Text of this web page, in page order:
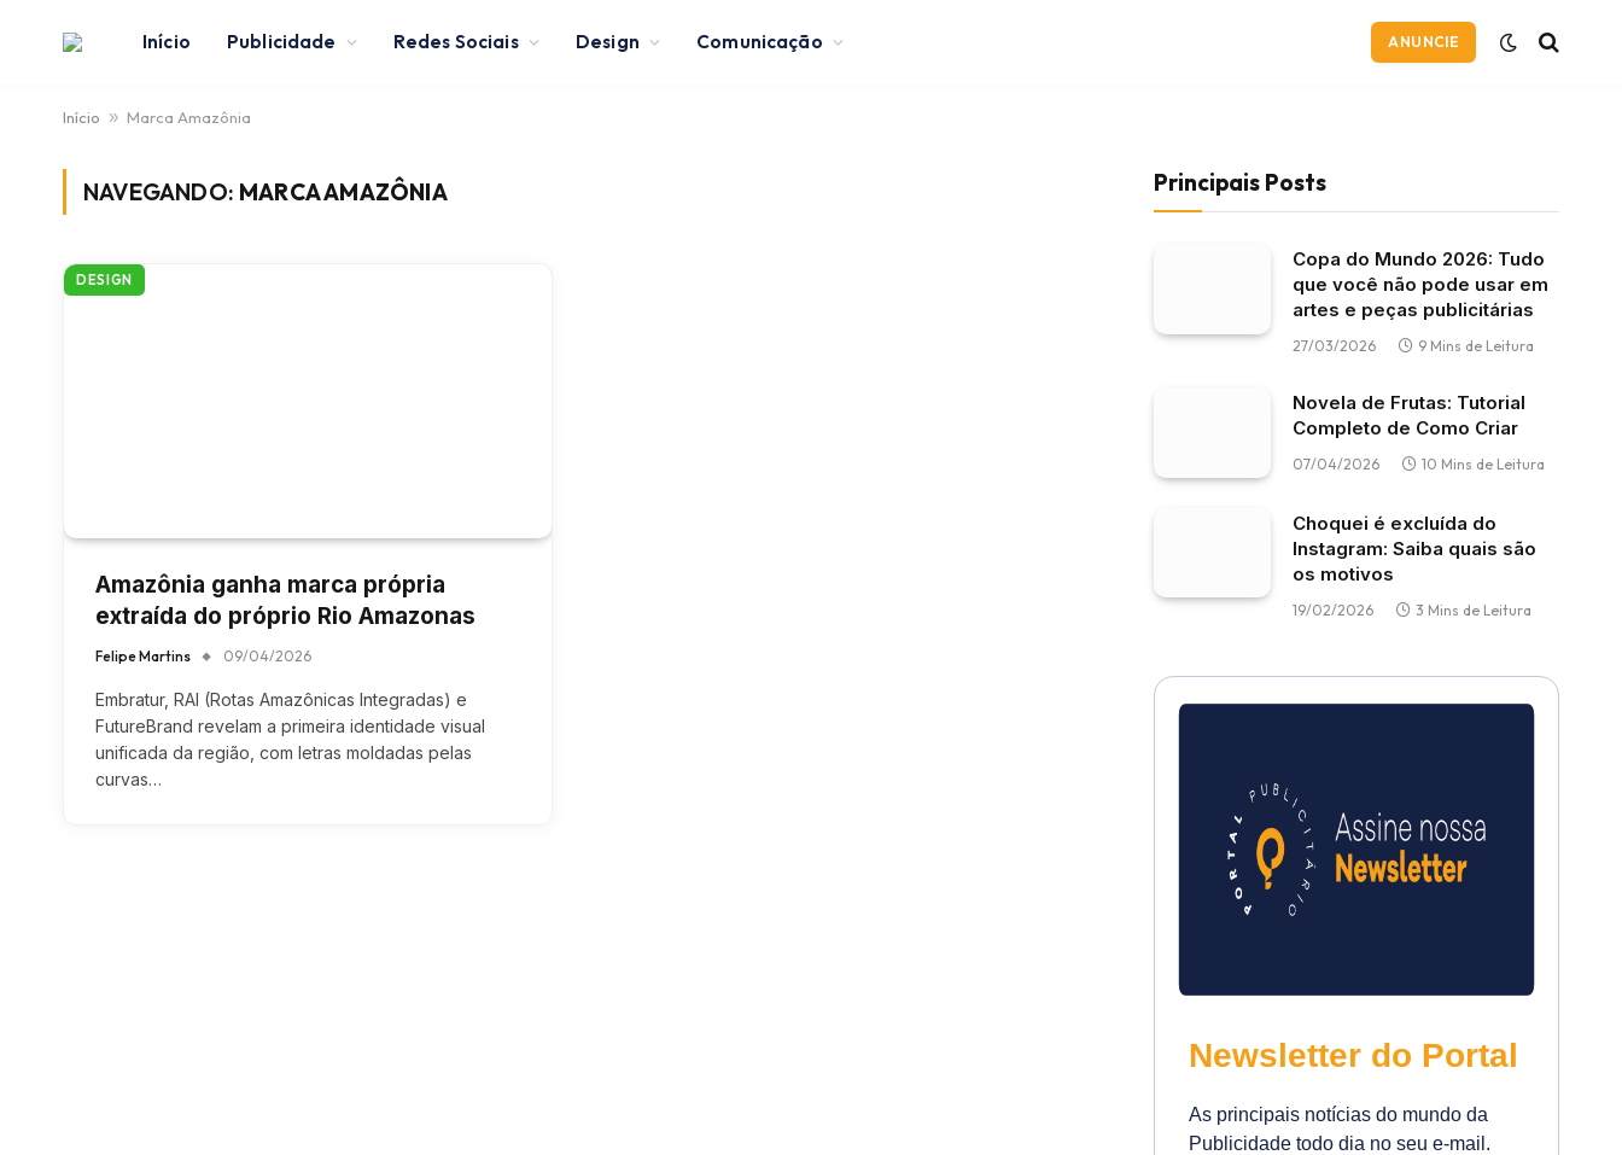
Início Publicidade Redes Sociais Design Comunicação ANUNCIE
Início » Marca Amazônia
NAVEGANDO: MARCA AMAZÔNIA
DESIGN
Amazônia ganha marca própria
extraída do próprio Rio Amazonas
Felipe Martins 09/04/2026
Embratur, RAI (Rotas Amazônicas Integradas) e
FutureBrand revelam a primeira identidade visual
unificada da região, com letras moldadas pelas
curvas…
Principais Posts
Copa do Mundo 2026: Tudo
que você não pode usar em
artes e peças publicitárias
27/03/2026 9 Mins de Leitura
Novela de Frutas: Tutorial
Completo de Como Criar
07/04/2026 10 Mins de Leitura
Choquei é excluída do
Instagram: Saiba quais são
os motivos
19/02/2026 3 Mins de Leitura
Newsletter do Portal
As principais notícias do mundo da
Publicidade todo dia no seu e-mail.